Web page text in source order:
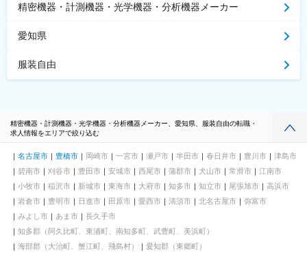
精密機器・計測機器・光学機器・分析機器メーカー
愛知県
服装自由
精密機器・計測機器・光学機器・分析機器メーカー、愛知県、服装自由の転職・
求人情報をエリアで絞り込む
名古屋市 豊橋市 岡崎市 一宮市 瀬戸市 半田市 春日井市 豊川市
津島市
碧南市
刈谷市 豊田市 安城市 西尾市 蒲郡市 犬山市 常滑市
江南市
小牧市
稲沢市 新城市 東海市 大府市 知多市 知立市 尾張旭市
高浜市
岩倉市
豊明市 日進市 田原市 愛西市 清須市 北名古屋市
弥富市
みよし市
あま市
長久手市
知多郡（阿久比町、東浦町、南知多町、武豊町、美浜町）
海部郡（大治町、蟹江町、飛島村）
愛知郡（東郷町）